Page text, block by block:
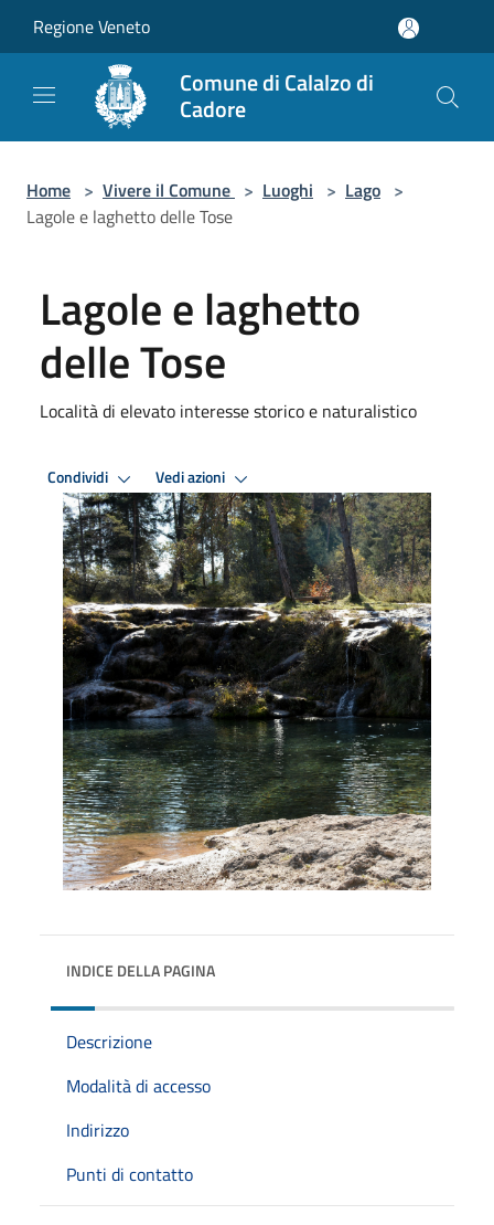
Regione Veneto
Comune di Calalzo di
Cadore
Home > Vivere il Comune > Luoghi > Lago >
Lagole e laghetto delle Tose
Lagole e laghetto
delle Tose
Località di elevato interesse storico e naturalistico
Condividi Vedi azioni
INDICE DELLA PAGINA
Descrizione
Modalità di accesso
Indirizzo
Punti di contatto